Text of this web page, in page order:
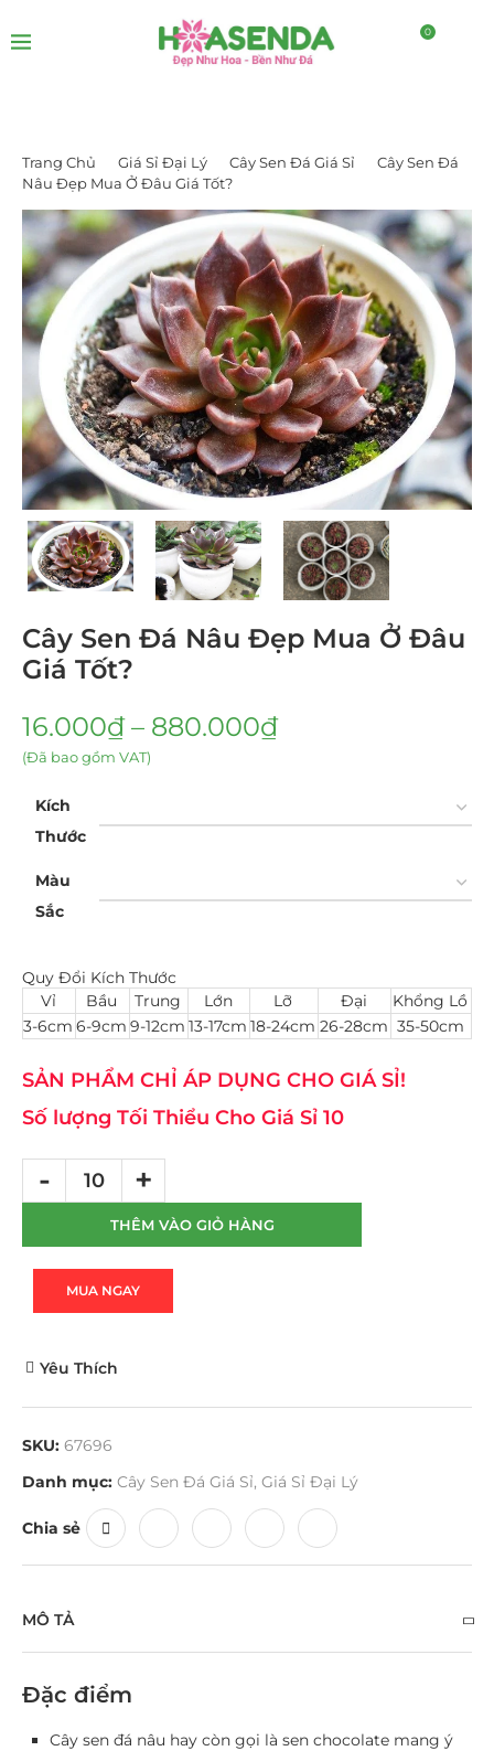
0
Trang Chủ Giá Sỉ Đại Lý Cây Sen Đá Giá Sỉ
Cây Sen Đá
Nâu Đẹp Mua Ở Đâu Giá Tốt?
Cây Sen Đá Nâu Đẹp Mua Ở Đâu
Giá Tốt?
16.000₫ – 880.000₫
(Đã bao gồm VAT)
Kích
Thước
Màu
Sắc
Quy Đổi Kích Thước
Vỉ
Bầu Trung Lớn Lỡ Đại
Khổng Lồ
3-6cm 6-9cm 9-12cm 13-17cm 18-24cm 26-28cm 35-50cm
SẢN PHẨM CHỈ ÁP DỤNG CHO GIÁ SỈ!
Số lượng Tối Thiểu Cho Giá Sỉ 10
THÊM VÀO GIỎ HÀNG
MUA NGAY
Yêu Thích
SKU: 67696
Danh mục: Cây Sen Đá Giá Sỉ, Giá Sỉ Đại Lý
Chia sẻ
MÔ TẢ
Đặc điểm
Cây sen đá nâu hay còn gọi là sen chocolate mang ý